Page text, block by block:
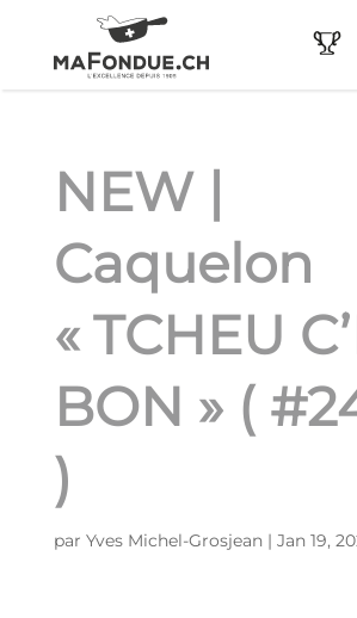
NEW |
Caquelon
« TCHEU
BON » (
)
par Yves Michel-Grosjean| Jan 19,